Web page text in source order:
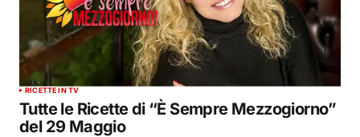
RICETTE IN TV
Tutte le Ricette di “È Sempre Mezzogiorno”
del 29 Maggio